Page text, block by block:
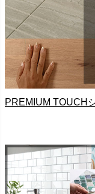
PREMIUM TOUCH